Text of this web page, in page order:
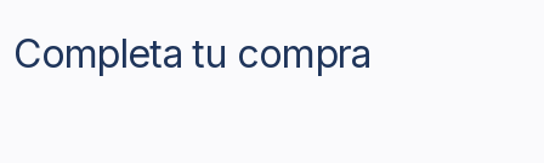
Completa tu compra